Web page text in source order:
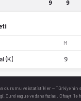
9 9
M
(K) 9
durumu ve istatistikler — Türkiye’nin
Euroleague ve daha fazlası. Ofsayt ile